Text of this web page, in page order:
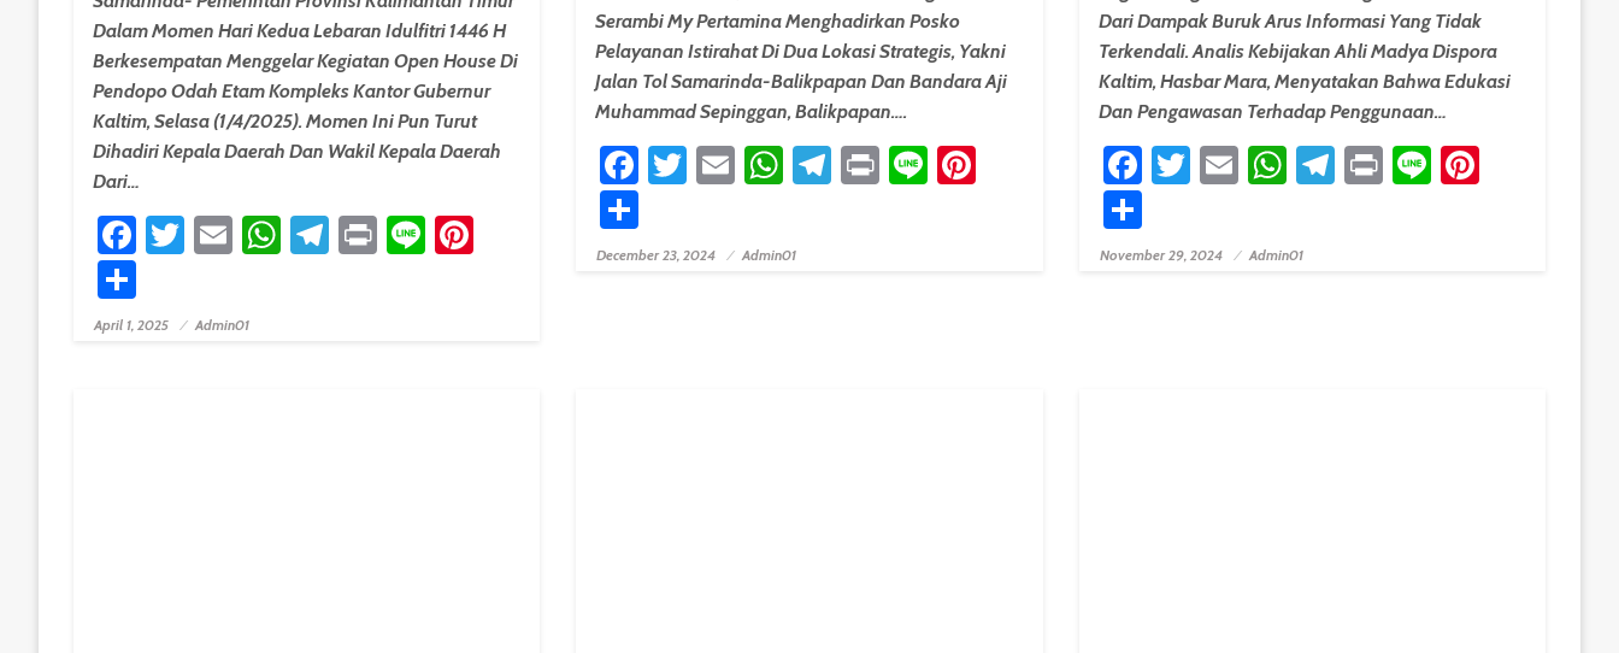
Dalam Momen Hari Kedua Lebaran Idulfitri 1446 H
Berkesempatan Menggelar Kegiatan Open House Di
Pendopo Odah Etam Kompleks Kantor Gubernur
Kaltim, Selasa (1/4/2025). Momen Ini Pun Turut
Dihadiri Kepala Daerah Dan Wakil Kepala Daerah
Dari…
Facebook
Twitter
EmailWhatsApp
Telegram
Print
Line Pinterest
Posted On
April 1, 2025 Admin01
Serambi My Pertamina Menghadirkan Posko
Pelayanan Istirahat Di Dua Lokasi Strategis, Yakni
Jalan Tol Samarinda-Balikpapan Dan Bandara Aji
Muhammad Sepinggan, Balikpapan….
Facebook
Twitter
EmailWhatsApp
Telegram
Print
Line Pinterest
Posted On
December 23, 2024 Admin01
Dari Dampak Buruk Arus Informasi Yang Tidak
Terkendali. Analis Kebijakan Ahli Madya Dispora
Kaltim, Hasbar Mara, Menyatakan Bahwa Edukasi
Dan Pengawasan Terhadap Penggunaan…
Facebook
Twitter
EmailWhatsApp
Telegram
Print
Line
Share
Posted On
November 29, 2024 Admin01